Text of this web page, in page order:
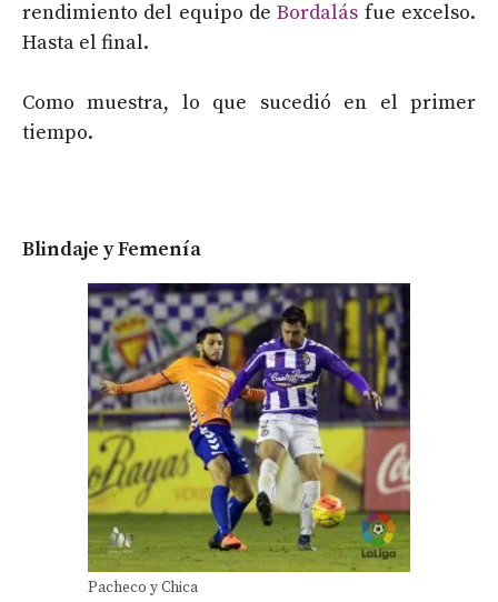
rendimiento del equipo deBordalás fue excelso.
Hasta el final.
Como muestra, lo que sucedió en el primer
tiempo.
Blindaje y Femenía
Pacheco y Chica